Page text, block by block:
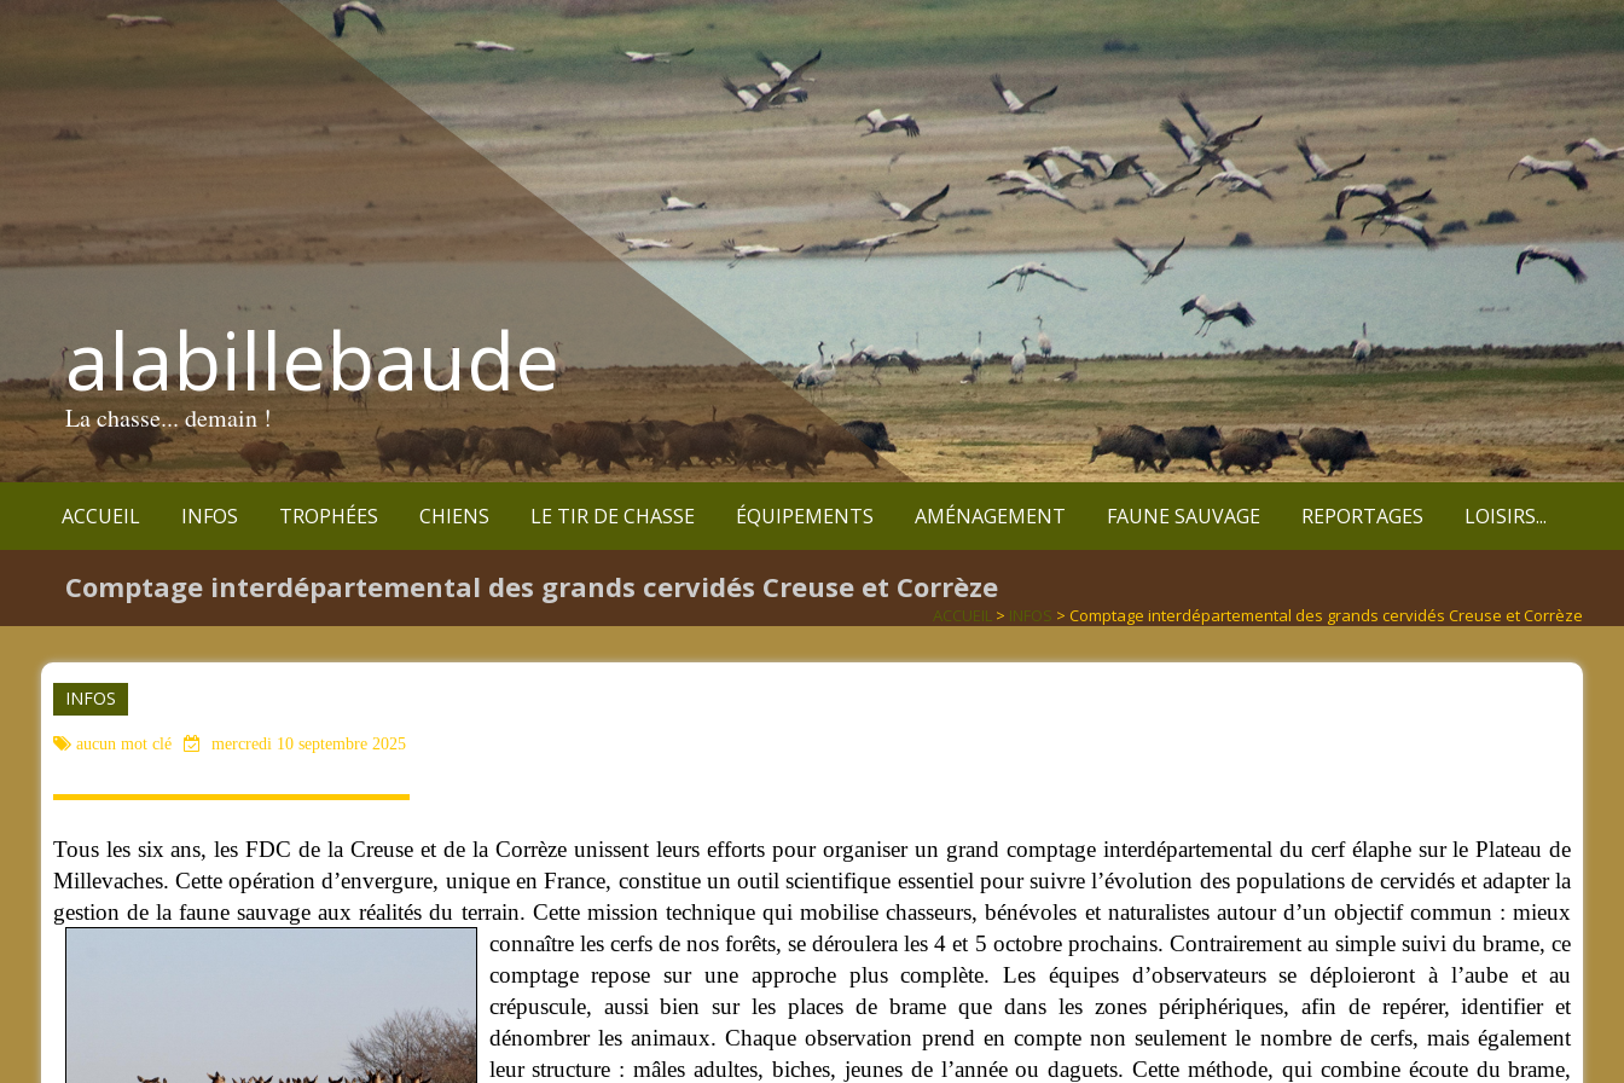
alabillebaude
La chasse... demain !
ACCUEIL INFOS TROPHÉES CHIENS LE TIR DE CHASSE ÉQUIPEMENTS AMÉNAGEMENT FAUNE SAUVAGE REPORTAGES LOISIRS...
Comptage interdépartemental des grands cervidés Creuse et Corrèze
ACCUEIL > INFOS > Comptage interdépartemental des grands cervidés Creuse et Corrèze
INFOS
aucun mot clé mercredi 10 septembre 2025
Tous les six ans, les FDC de la Creuse et de la Corrèze unissent leurs efforts pour organiser un grand comptage interdépartemental du cerf élaphe sur le Plateau de
Millevaches. Cette opération d’envergure, unique en France, constitue un outil scientifique essentiel pour suivre l’évolution des populations de cervidés et adapter la
gestion de la faune sauvage aux réalités du terrain. Cette mission technique qui mobilise chasseurs, bénévoles et naturalistes autour d’un objectif commun : mieux
connaître les cerfs de nos forêts, se déroulera les 4 et 5 octobre prochains. Contrairement au simple suivi du brame, ce
comptage repose sur une approche plus complète. Les équipes d’observateurs se déploieront à l’aube et au
crépuscule, aussi bien sur les places de brame que dans les zones périphériques, afin de repérer, identifier et
dénombrer les animaux. Chaque observation prend en compte non seulement le nombre de cerfs, mais également
leur structure : mâles adultes, biches, jeunes de l’année ou daguets. Cette méthode, qui combine écoute du brame,